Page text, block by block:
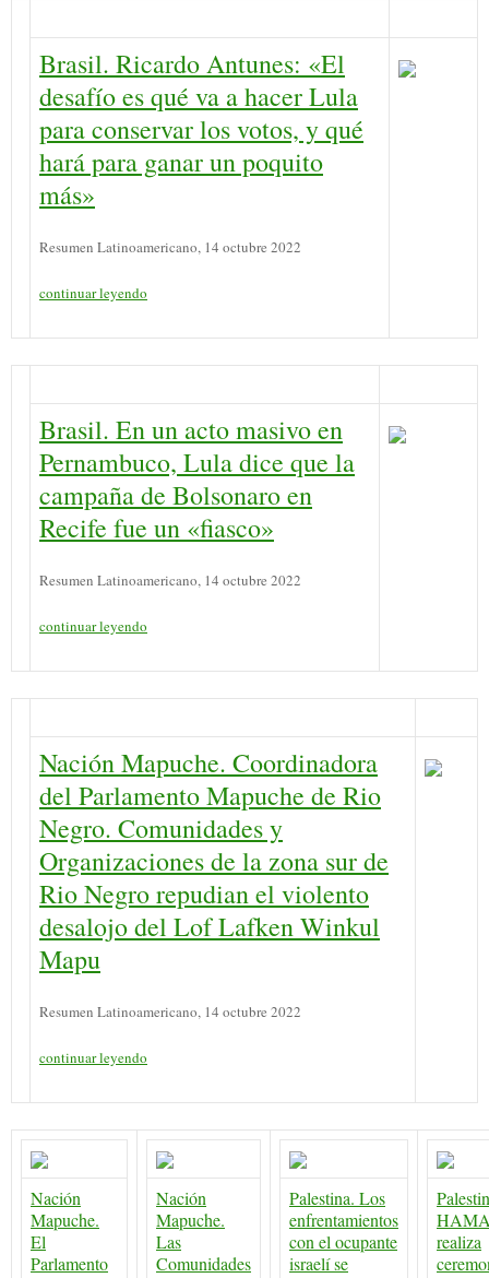
Brasil. Ricardo Antunes: «El
desafío es qué va a hacer Lula
para conservar los votos, y qué
hará para ganar un poquito
más»
Resumen Latinoamericano, 14 octubre 2022
continuar leyendo
Brasil. En un acto masivo en
Pernambuco, Lula dice que la
campaña de Bolsonaro en
Recife fue un «fiasco»
Resumen Latinoamericano, 14 octubre 2022
continuar leyendo
Nación Mapuche. Coordinadora
del Parlamento Mapuche de Rio
Negro. Comunidades y
Organizaciones de la zona sur de
Rio Negro repudian el violento
desalojo del Lof Lafken Winkul
Mapu
Resumen Latinoamericano, 14 octubre 2022
continuar leyendo
Nación
Mapuche.
El
Parlamento
Nación
Mapuche.
Las
Comunidades
Palestina. Los
enfrentamientos
con el ocupante
israelí se
realiza